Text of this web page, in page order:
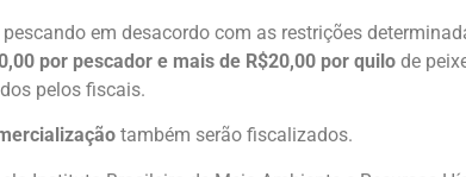
em desacordo com as restrições
por pescador e mais de R$20,00 por quilo de
pelos fiscais.
também serão fiscalizados.